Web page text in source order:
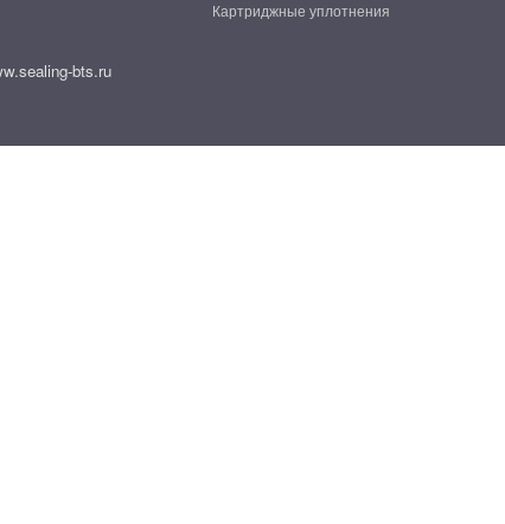
bts.ru
Картриджные уплотнения